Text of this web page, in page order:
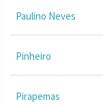
Paulino Neves
Pinheiro
Pirapemas